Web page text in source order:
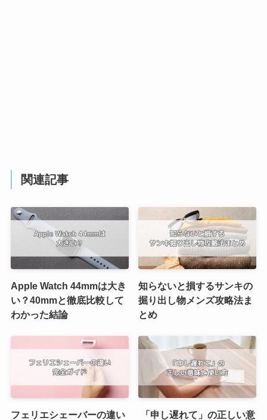
関連記事
Apple Watch 44mmは大き
い？40mmと徹底比較して
わかった結論
知らないと損するサンキの
掘り出し物メンズ攻略法ま
とめ
フェリエシェーバーの違い
「申し遅れて」の正しい意